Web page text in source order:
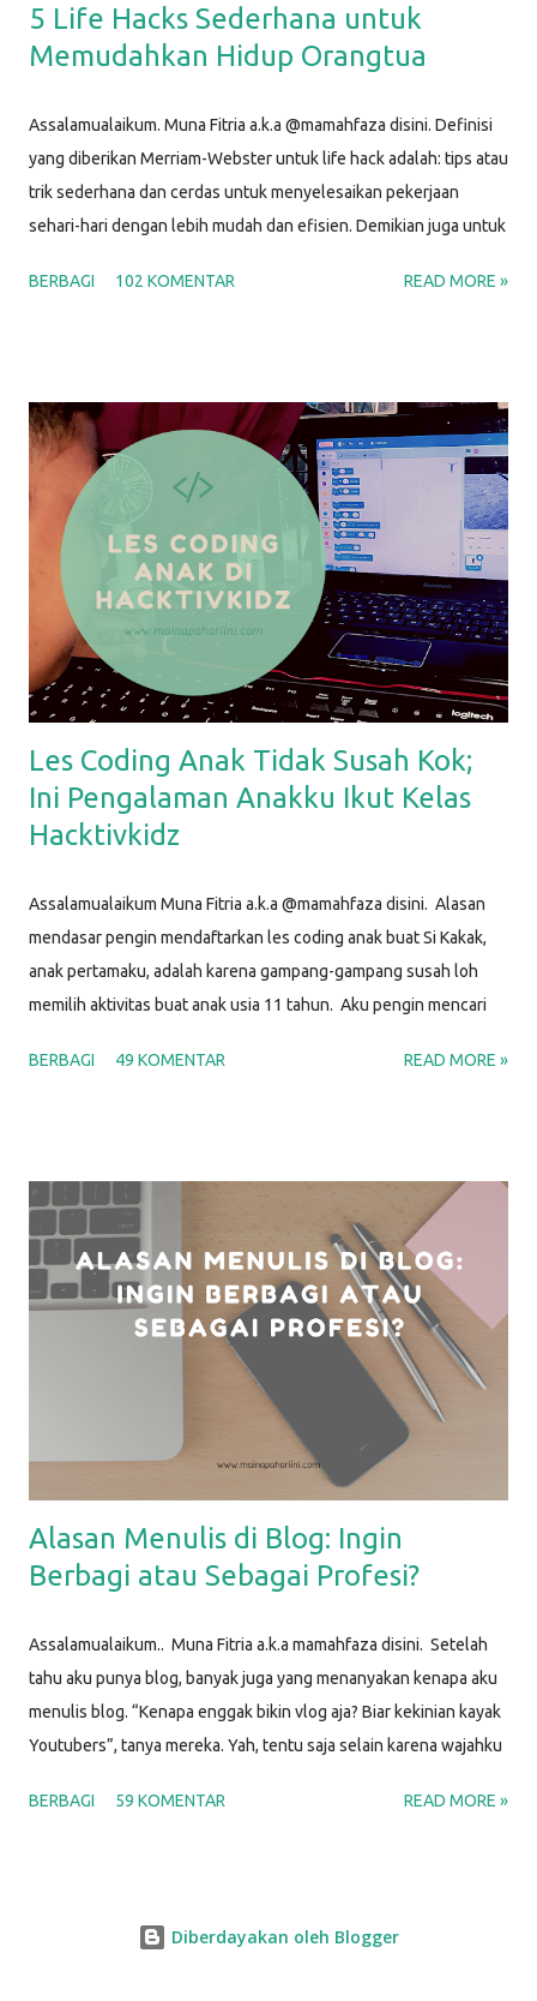
5 Life Hacks Sederhana untuk
Memudahkan Hidup Orangtua
Assalamualaikum. Muna Fitria a.k.a @mamahfaza disini. Definisi
yang diberikan Merriam-Webster untuk life hack adalah: tips atau
trik sederhana dan cerdas untuk menyelesaikan pekerjaan
sehari-hari dengan lebih mudah dan efisien. Demikian juga untuk
membantu menyelesaikan masalah yang biasa kita hadapi dalam
lakukan, dan bisa Mamah coba lakukan juga. Life Hack #1: Dry
Erase Sheet di Kulkas Dry erase sheet yang aku maksud disini
adalah media apapun untuk menulis : bisa papan tulis, atau
kertas memo. Kebetulan yang aku pakai adalah kertas yang
sudah dilaminating . Sebelumnya, aku bikin desain sederhana di
aplikasi Canva, lalu aku print dan laminating, sehingga bisa
ditulisi dengan spidol dan dihapus. Kertas ini kemudian aku t...
BERBAGI 102 KOMENTAR READ MORE »
Les Coding Anak Tidak Susah Kok;
Ini Pengalaman Anakku Ikut Kelas
Hacktivkidz
Assalamualaikum Muna Fitria a.k.a @mamahfaza disini. Alasan
mendasar pengin mendaftarkan les coding anak buat Si Kakak,
anak pertamaku, adalah karena gampang-gampang susah loh
memilih aktivitas buat anak usia 11 tahun. Aku pengin mencari
produktif, yang sesuai dengan minatnya, yang menantang, dan
alhamdulillah kami memutuskan bahwa kegiatan yang memenuhi
semua kriteria di atas adalah BELAJAR CODING . "Hah? Coding ?
Itu yang untuk membuat program komputer sama aplikasi hape
itu kan? Belajar coding untuk anak apa engga terlalu susah?" I
know.. I know.. Awalnya aku juga mikir gitu. Tapi setelah nyoba
belajar di sekolah coding anak Hacktivkidz, kekhawatiran itu
terpatahkan. Hacktivkidz by Hacktiv8 Hacktiv8 adalah lembaga
pendidikan yang mem...
BERBAGI 49 KOMENTAR READ MORE »
Alasan Menulis di Blog: Ingin
Berbagi atau Sebagai Profesi?
Assalamualaikum.. Muna Fitria a.k.a mamahfaza disini. Setelah
tahu aku punya blog, banyak juga yang menanyakan kenapa aku
menulis blog. “Kenapa enggak bikin vlog aja? Biar kekinian kayak
Youtubers”, tanya mereka. Yah, tentu saja selain karena wajahku
menulis blog. ALASAN MENULIS DI BLOG PERTAMA KALI
banyak pertanyaan di sekitarku, aku berasumsi bahwa diluar sana
BERBAGI 59 KOMENTAR READ MORE »
Diberdayakan oleh Blogger